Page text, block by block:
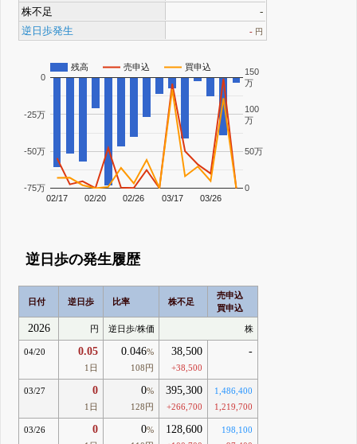
株不足
-
逆日歩発生
- 円
残高 売申込 買申込
02/17 02/20 02/26 03/17 03/26
-75万
-50万
-25万
0
0
50万
100
万
150
万
逆日歩の発生履歴
日付 逆日歩 比率 株不足
売申込
買申込
2026 円 逆日歩/株価 株
04/20 0.05
1日
0.046%
108円
38,500
+38,500
-
03/27 0
1日
0%
128円
395,300
+266,700
1,486,400
1,219,700
03/26 0 0%
128,600
198,100